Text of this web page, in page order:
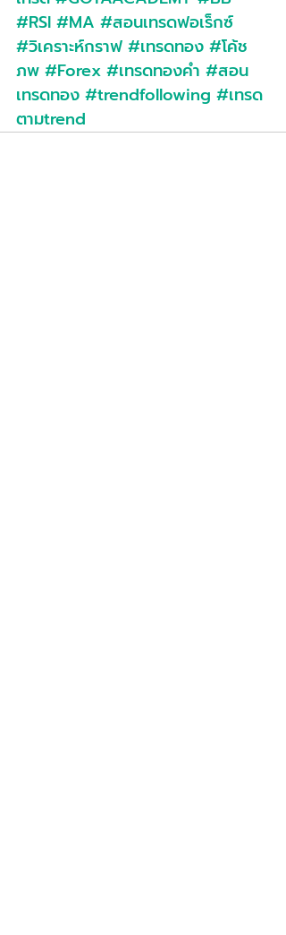
#RSI #MA #สอนเทรดฟอเร็กซ์
#วิเคราะห์กราฟ #เทรดทอง #โค้ช
ภพ #Forex #เทรดทองคำ #สอน
เทรดทอง #trendfollowing #เทรด
ตามtrend